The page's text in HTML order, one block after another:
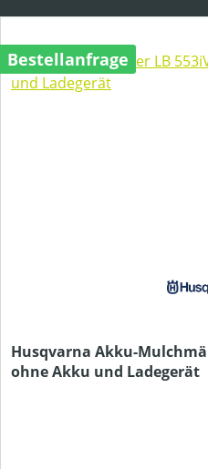
Bestellanfrage
Husqvarna Akku-
ohne Akku und Ladegerät